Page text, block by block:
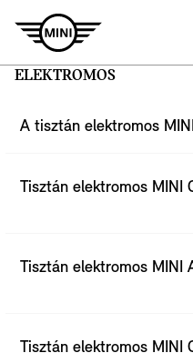
ELEKTROMOS
A tisztán elektromos
Tisztán elektromos MINI
Tisztán elektromos MINI
Tisztán elektromos MINI